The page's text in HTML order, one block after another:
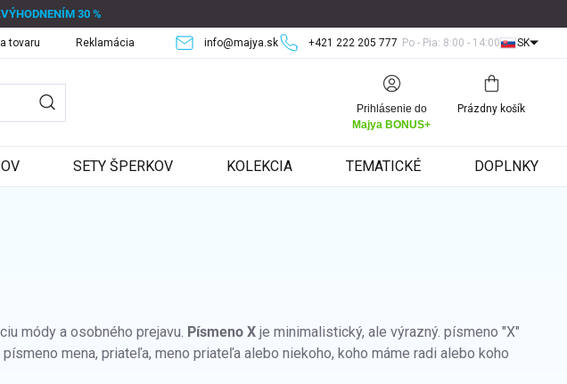
30 %
+421 222 205 777 Po - Pia: 8:00 - 14:00
info@majya.sk
tovaru Reklamácia SK
Prihlásenie do
Majya BONUS+
Nákupný
košík
Prázdny košík
SETY ŠPERKOV KOLEKCIA TEMATICKÉ DOPLNKY
módy a osobného prejavu. Písmeno X je minimalistický, ale výrazný. písmeno "X"
mena, priateľa, meno priateľa alebo niekoho, koho máme radi alebo koho